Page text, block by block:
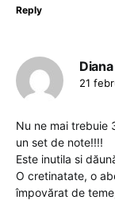
Reply
Diana
21
Nu ne mai trebuie
un set de note!!!!
Este inutila si
O cretinatate, o
împovărat de